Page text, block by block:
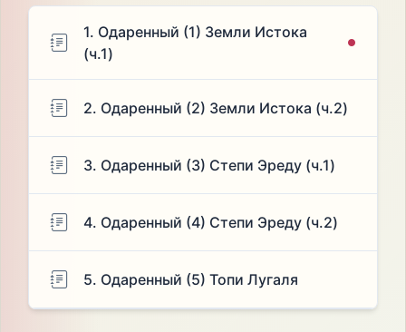
1. Одаренный (1) Земли Истока
(ч.1)
2. Одаренный (2) Земли Истока (ч.2)
3. Одаренный (3) Степи Эреду (ч.1)
4. Одаренный (4) Степи Эреду (ч.2)
5. Одаренный (5) Топи Лугаля